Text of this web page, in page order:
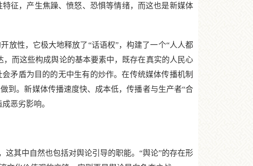
征，产生焦躁、愤怒、恐惧等情绪，而这也是新媒体
性，它极大地释放了“话语权”，构建了一个“人人都
而这些构成舆论的基本要素中，既存在真实的人民心
矛盾为目的的无中生有的炒作。在传统媒体传播机制
到。新媒体传播速度快、成本低，传播者与生产者“合
恶劣影响。
其中自然也包括对舆论引导的职能。“舆论”的存在形